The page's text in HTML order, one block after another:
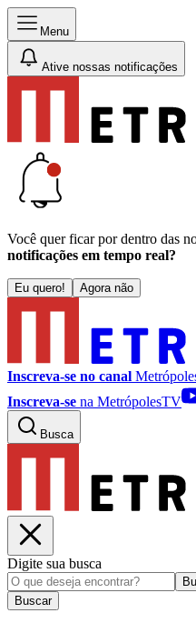
Menu
Ative nossas notificações
Você quer ficar por dentro das
notificações em tempo real?
Eu quero! Agora não
Inscreva-se no canal
Inscreva-se na MetrópolesTV
Busca
Digite sua busca
Buscar